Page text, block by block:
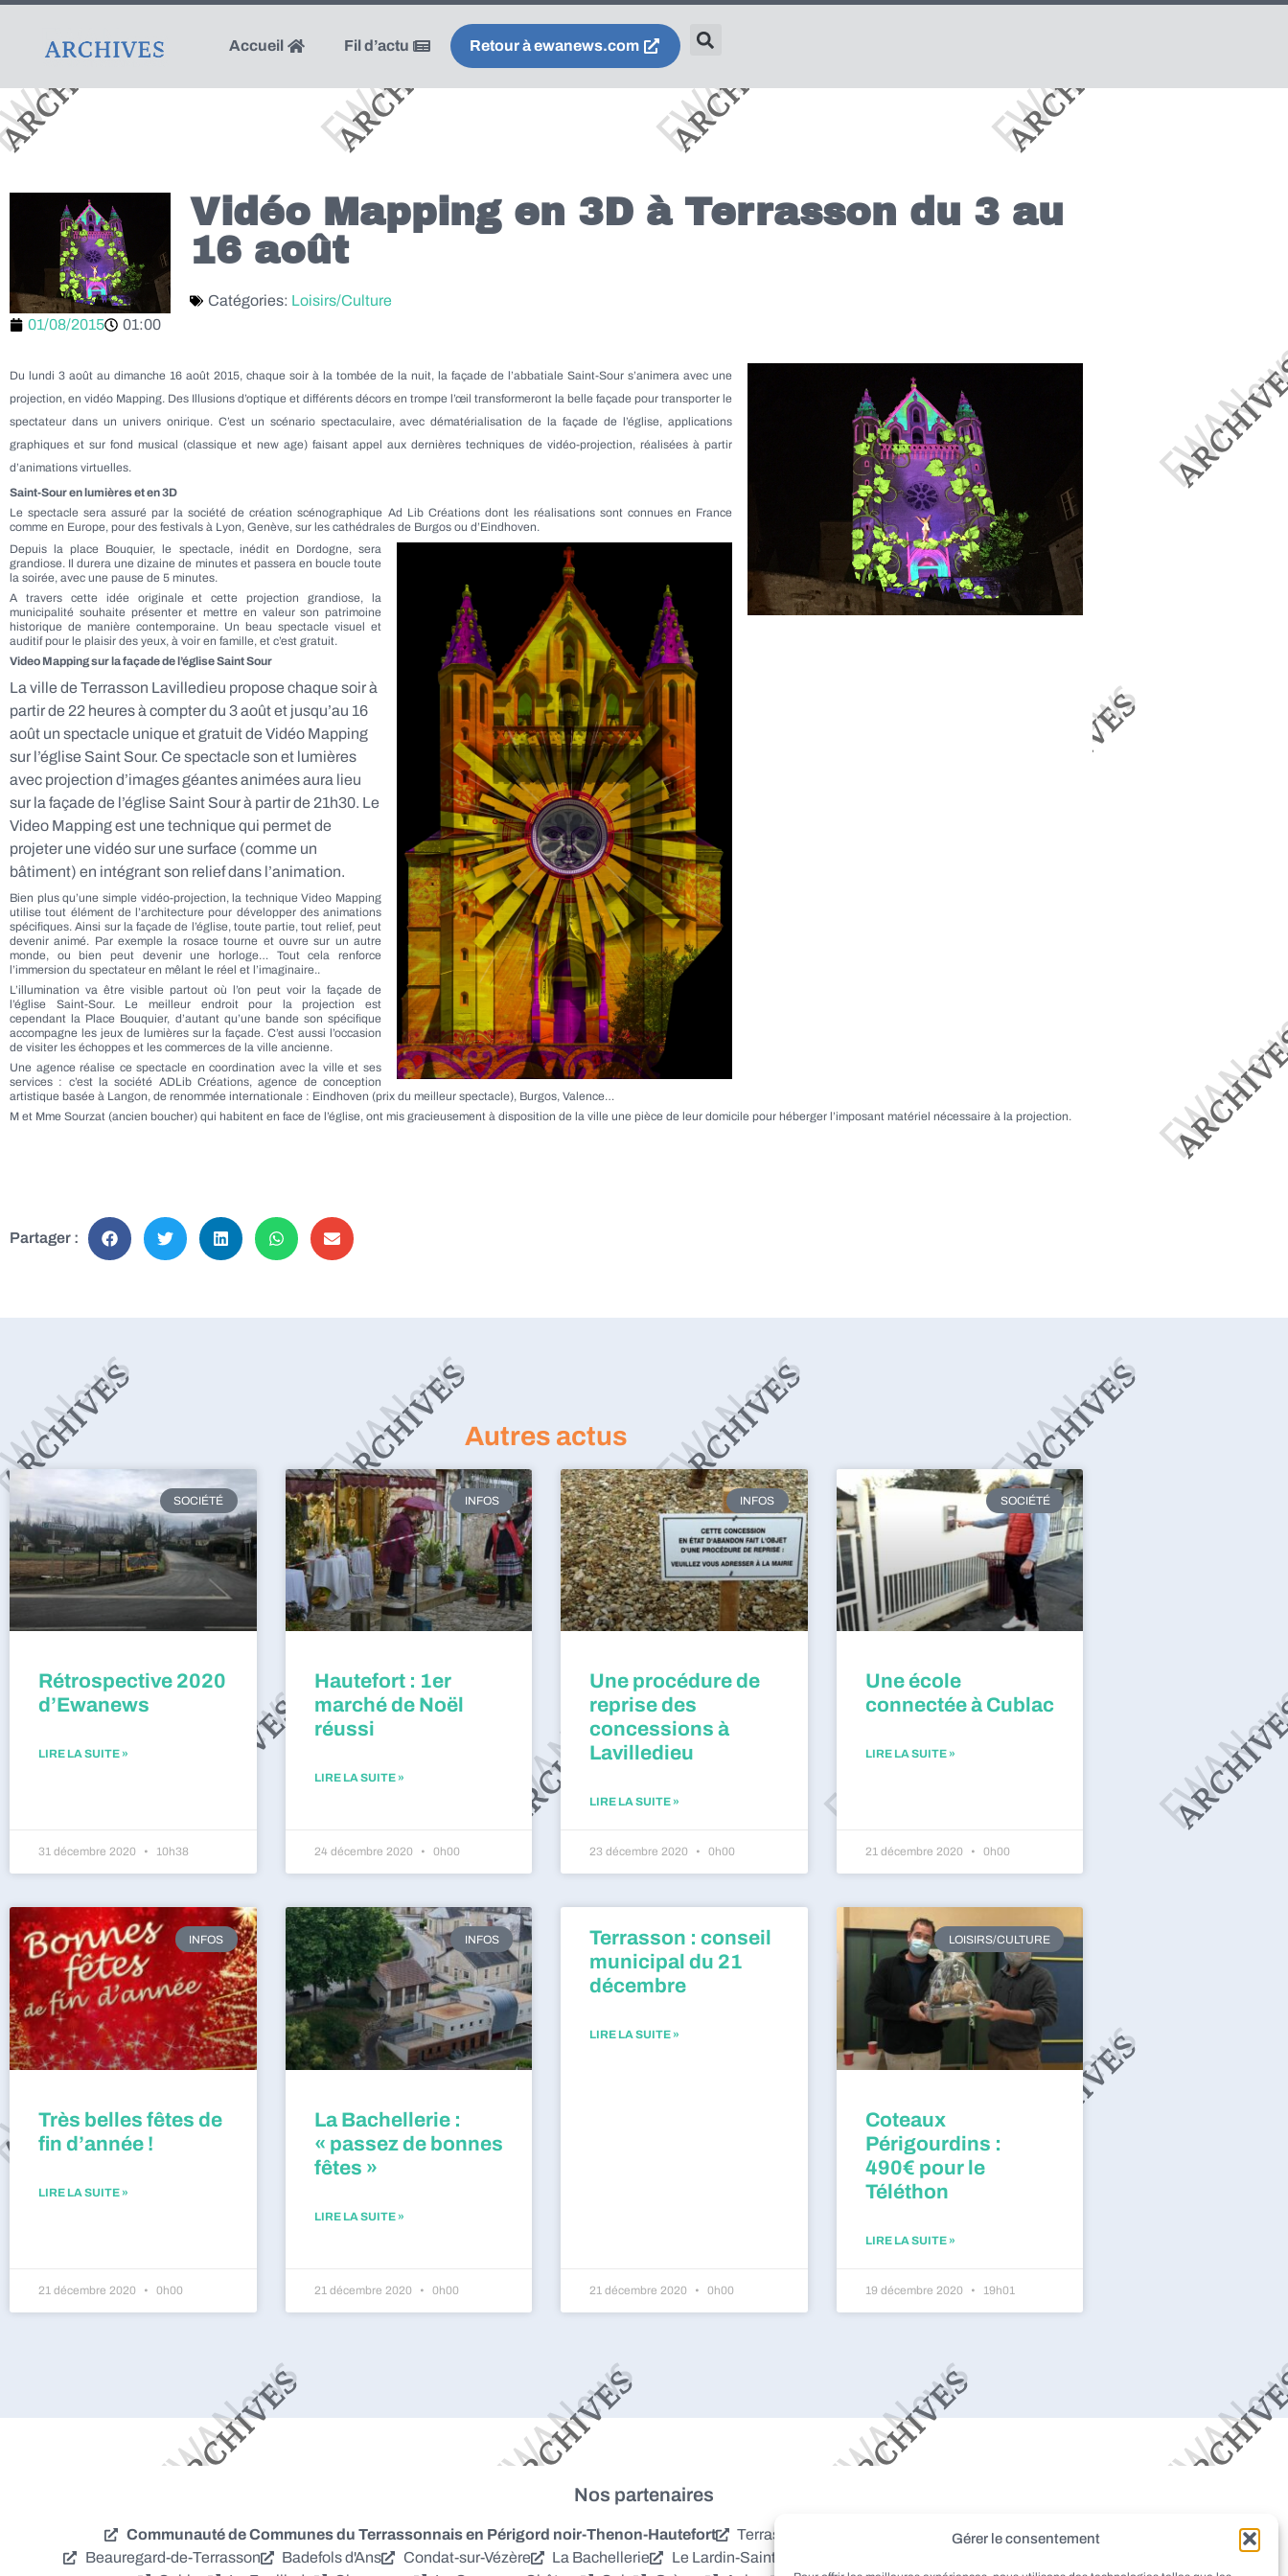
Gérer le consentement
Accueil Fil d’actu Retour à ewanews.com
Vidéo Mapping en 3D à Terrasson du 3 au
16 août
Catégories: Loisirs/Culture
01/08/2015
01:00
Du lundi 3 août au dimanche 16 août 2015, chaque soir à la tombée de la nuit, la façade de l’abbatiale Saint-Sour s’animera avec une
projection, en vidéo Mapping. Des Illusions d’optique et différents décors en trompe l’œil transformeront la belle façade pour transporter le
spectateur dans un univers onirique. C’est un scénario spectaculaire, avec dématérialisation de la façade de l’église, applications
graphiques et sur fond musical (classique et new age) faisant appel aux dernières techniques de vidéo-projection, réalisées à partir
d’animations virtuelles.
Saint-Sour en lumières et en 3D
Le spectacle sera assuré par la société de création scénographique Ad Lib Créations dont les réalisations sont connues en France
comme en Europe, pour des festivals à Lyon, Genève, sur les cathédrales de Burgos ou d’Eindhoven.
Depuis la place Bouquier, le spectacle, inédit en Dordogne, sera
grandiose. Il durera une dizaine de minutes et passera en boucle toute
la soirée, avec une pause de 5 minutes.
A travers cette idée originale et cette projection grandiose, la
municipalité souhaite présenter et mettre en valeur son patrimoine
historique de manière contemporaine. Un beau spectacle visuel et
auditif pour le plaisir des yeux, à voir en famille, et c’est gratuit.
Video Mapping sur la façade de l’église Saint Sour
La ville de Terrasson Lavilledieu propose chaque soir à
partir de 22 heures à compter du 3 août et jusqu’au 16
août un spectacle unique et gratuit de Vidéo Mapping
sur l’église Saint Sour. Ce spectacle son et lumières
avec projection d’images géantes animées aura lieu
sur la façade de l’église Saint Sour à partir de 21h30. Le
Video Mapping est une technique qui permet de
projeter une vidéo sur une surface (comme un
bâtiment) en intégrant son relief dans l’animation.
Bien plus qu’une simple vidéo-projection, la technique Video Mapping
utilise tout élément de l’architecture pour développer des animations
spécifiques. Ainsi sur la façade de l’église, toute partie, tout relief, peut
devenir animé. Par exemple la rosace tourne et ouvre sur un autre
monde, ou bien peut devenir une horloge… Tout cela renforce
l’immersion du spectateur en mêlant le réel et l’imaginaire..
L’illumination va être visible partout où l’on peut voir la façade de
l’église Saint-Sour. Le meilleur endroit pour la projection est
cependant la Place Bouquier, d’autant qu’une bande son spécifique
accompagne les jeux de lumières sur la façade. C’est aussi l’occasion
de visiter les échoppes et les commerces de la ville ancienne.
Une agence réalise ce spectacle en coordination avec la ville et ses
services : c’est la société ADLib Créations, agence de conception
artistique basée à Langon, de renommée internationale : Eindhoven (prix du meilleur spectacle), Burgos, Valence…
M et Mme Sourzat (ancien boucher) qui habitent en face de l’église, ont mis gracieusement à disposition de la ville une pièce de leur domicile pour héberger l’imposant matériel nécessaire à la projection.
Partager :
Autres actus
SOCIÉTÉ
Rétrospective 2020
d’Ewanews
LIRE LA SUITE »
31 décembre 2020 10h38
INFOS
Hautefort : 1er
marché de Noël
réussi
LIRE LA SUITE »
24 décembre 2020 0h00
INFOS
Une procédure de
reprise des
concessions à
Lavilledieu
LIRE LA SUITE »
23 décembre 2020 0h00
SOCIÉTÉ
Une école
connectée à Cublac
LIRE LA SUITE »
21 décembre 2020 0h00
INFOS
Très belles fêtes de
fin d’année !
LIRE LA SUITE »
21 décembre 2020 0h00
INFOS
La Bachellerie :
« passez de bonnes
fêtes »
LIRE LA SUITE »
21 décembre 2020 0h00
Terrasson : conseil
municipal du 21
décembre
LIRE LA SUITE »
21 décembre 2020 0h00
LOISIRS/CULTURE
Coteaux
Périgourdins :
490€ pour le
Téléthon
LIRE LA SUITE »
19 décembre 2020 19h01
Nos partenaires
Communauté de Communes du Terrassonnais en Périgord noir-Thenon-Hautefort Terrasson-Lavilledieu Montignac
Pazayac
Beauregard-de-Terrasson
Badefols d'Ans Condat-sur-Vézère La Bachellerie Le Lardin-Saint-Lazare